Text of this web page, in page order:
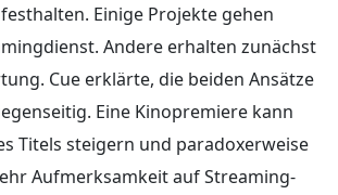
Einige Projekte gehen
Andere erhalten zunächst
Cue erklärte, die beiden Ansätze
Eine Kinopremiere kann
Titels steigern und paradoxerweise
Aufmerksamkeit auf Streaming-